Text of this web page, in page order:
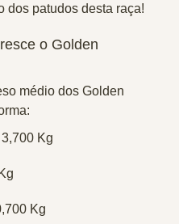
dos patudos desta raça!
o Golden
médio dos Golden
Kg
Kg